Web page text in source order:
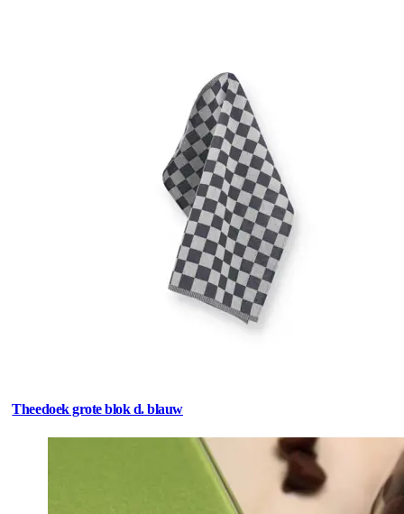
Theedoek grote blok d. blauw